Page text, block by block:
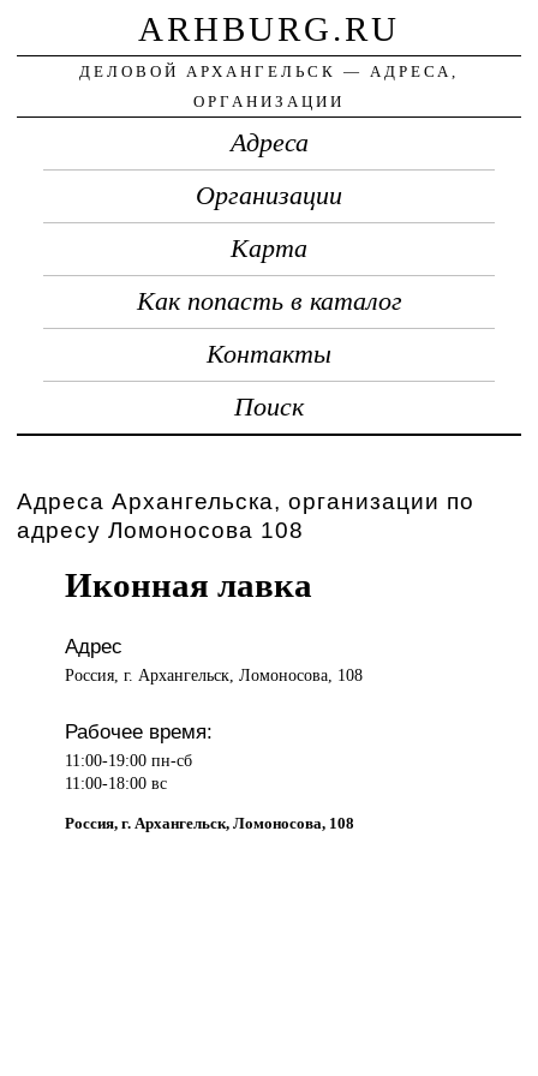
ARHBURG.RU
ДЕЛОВОЙ АРХАНГЕЛЬСК — АДРЕСА,
ОРГАНИЗАЦИИ
Адреса
Организации
Карта
Как попасть в каталог
Контакты
Поиск
Адреса Архангельска, организации по
адресу Ломоносова 108
Иконная лавка
Адрес
Россия, г. Архангельск, Ломоносова, 108
Рабочее время:
11:00-19:00 пн-сб
11:00-18:00 вс
Россия, г. Архангельск, Ломоносова, 108